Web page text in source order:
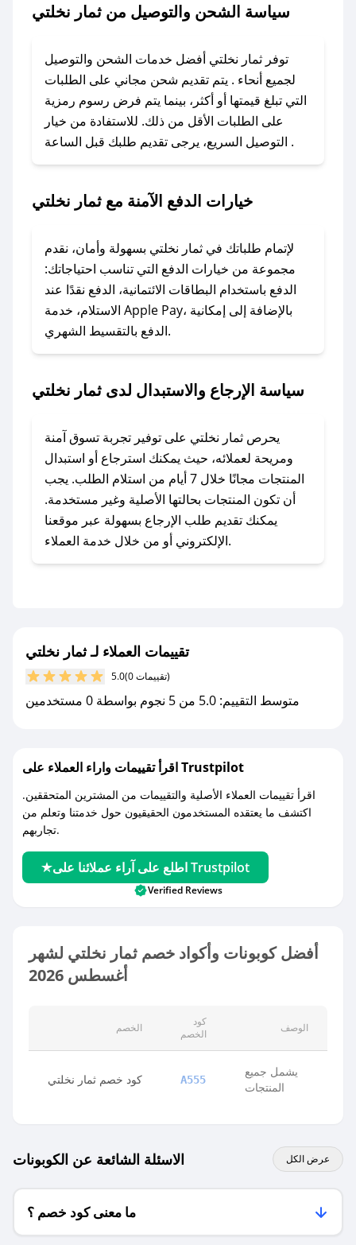
باستخدام تطبيق صحصح، يمكنك العثور بسهولة على
تواصل معنا عبر تويتر أو البريد الإلكتروني لإضافته
بسرعة.
### كيفية استخدام كود خصم ثمار نخلتي؟
1. انسخ كود الخصم من تطبيق صحصح.
2. الصقه في خانة الدفع عند التسوق من ثمار نخلتي.
### ماذا أفعل إذا لم يعمل كود الخصم؟
الرسائل الخاصة على تويتر أو البريد الإلكتروني،
وسنقوم بحل المشكلة في أسرع وقت ممكن.
### ماذا أفعل إذا لم أجد كود خصم لمتجري
المفضل؟
في حال عدم توفر كوبونات لمتجرك المفضل، يمكنك
أسرع وقت ممكن.
### كيف تحصل على كوبونات خصم حصرية من
ثمار نخلتي؟
للحصول على كوبونات وخصومات حصرية، قم بما
يلي:
- اضغط على أيقونة متابعة لمتجر ثمار نخلتي في
تطبيق صحصح.
مع صحصح، تسوق بذكاء ووفّر على كل مشترياتك مع
سياسة الشحن والتوصيل من ثمار نخلتي
توفر ثمار نخلتي أفضل خدمات الشحن والتوصيل
لجميع أنحاء . يتم تقديم شحن مجاني على الطلبات
التي تبلغ قيمتها أو أكثر، بينما يتم فرض رسوم رمزية
على الطلبات الأقل من ذلك. للاستفادة من خيار
التوصيل السريع، يرجى تقديم طلبك قبل الساعة .
خيارات الدفع الآمنة مع ثمار نخلتي
لإتمام طلباتك في ثمار نخلتي بسهولة وأمان، نقدم
مجموعة من خيارات الدفع التي تناسب احتياجاتك:
الدفع باستخدام البطاقات الائتمانية، الدفع نقدًا عند
الاستلام، خدمة Apple Pay، بالإضافة إلى إمكانية
الدفع بالتقسيط الشهري.
سياسة الإرجاع والاستبدال لدى ثمار نخلتي
يحرص ثمار نخلتي على توفير تجربة تسوق آمنة
ومريحة لعملائه، حيث يمكنك استرجاع أو استبدال
المنتجات مجانًا خلال 7 أيام من استلام الطلب. يجب
أن تكون المنتجات بحالتها الأصلية وغير مستخدمة.
يمكنك تقديم طلب الإرجاع بسهولة عبر موقعنا
الإلكتروني أو من خلال خدمة العملاء.
تقييمات العملاء لـ ثمار نخلتي
5.0 (0 تقييمات)
متوسط التقييم: 5.0 من 5 نجوم بواسطة 0 مستخدمين
اقرأ تقييمات واراء العملاء على Trustpilot
اقرأ تقييمات العملاء الأصلية والتقييمات من المشترين المتحققين.
اكتشف ما يعتقده المستخدمون الحقيقيون حول خدمتنا وتعلم من
تجاربهم.
اطلع على آراء عملائنا على Trustpilot
Verified Reviews
أفضل كوبونات وأكواد خصم ثمار نخلتي لشهر
أغسطس 2026
الخصم
كود
الخصم
الوصف
كود خصم ثمار نخلتي A555
يشمل جميع
المنتجات
الاسئلة الشائعة عن الكوبونات عرض الكل
ما معنى كود خصم ؟